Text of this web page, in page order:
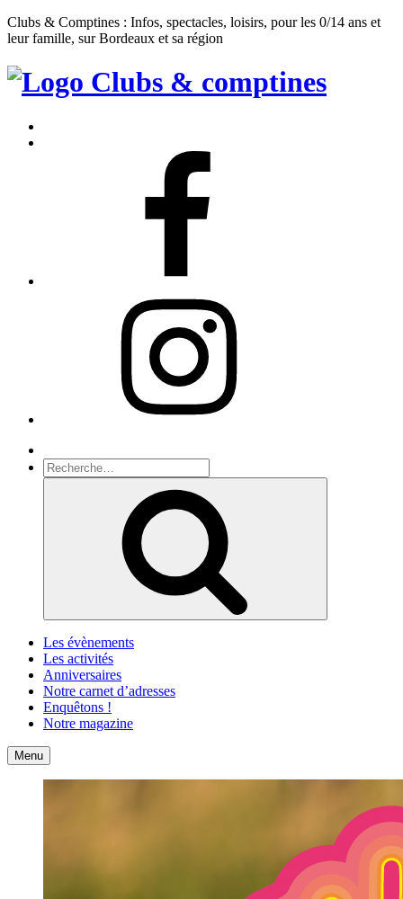
Clubs & Comptines : Infos, spectacles, loisirs, pour les 0/14 ans et
leur famille, sur Bordeaux et sa région
Clubs
Comptines
Recherche
pour
Les évènements
Les activités
Anniversaires
Notre carnet d’adresses
Enquêtons !
Notre magazine
Accueil
Menu Contact